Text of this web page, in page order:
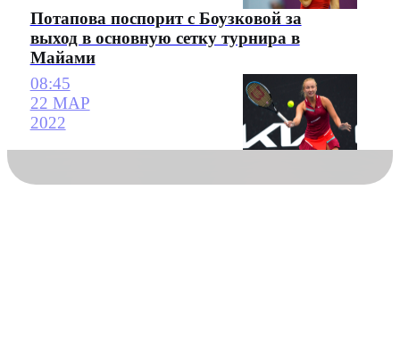
Потапова поспорит с Боузковой за
выход в основную сетку турнира в
Майами
08:45
22 МАР
2022